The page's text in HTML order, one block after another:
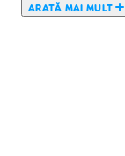
ARATĂ MAI MULT